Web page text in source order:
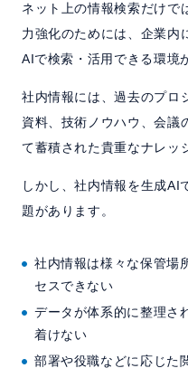
ネット上の情報検索だけで
力強化のためには、企業内
AIで検索・活用できる環境
社内情報には、過去のプロ
資料、技術ノウハウ、会議
て蓄積された貴重なナレッ
しかし、社内情報を生成AI
題があります。
社内情報は様々な保管場
セスできない
データが体系的に整理さ
着けない
部署や役職などに応じた